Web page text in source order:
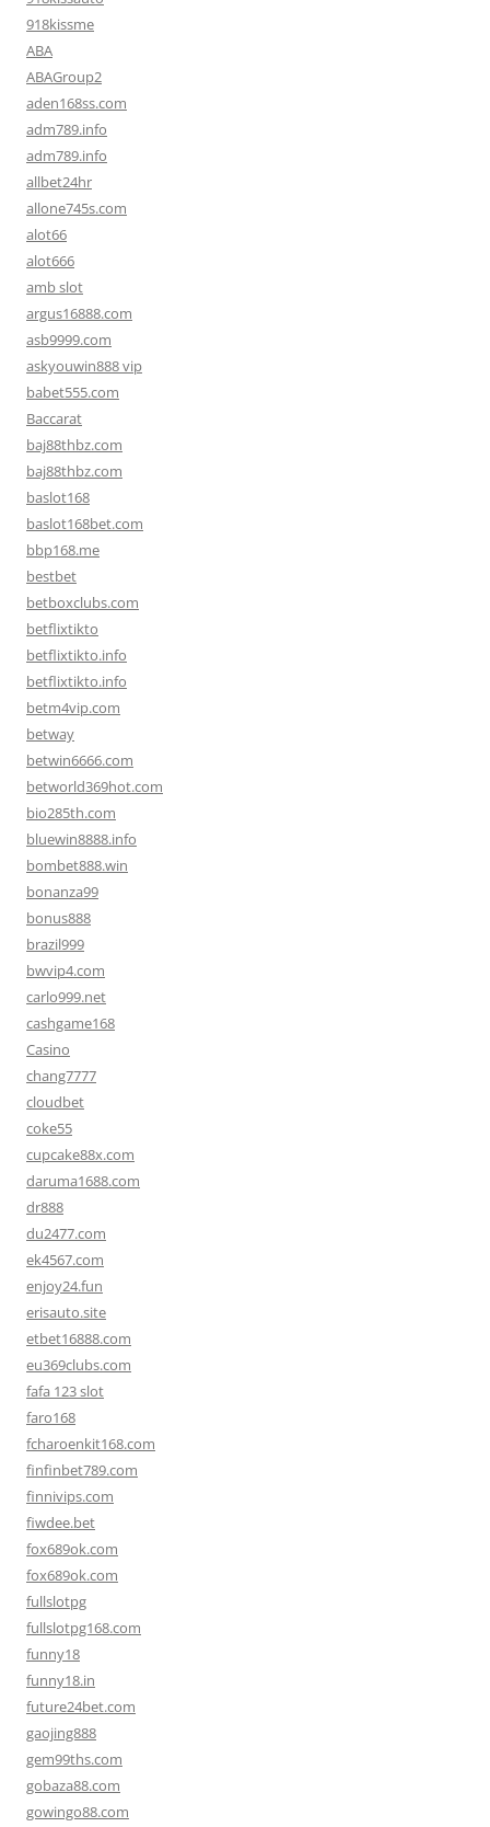
918kissme
ABA
ABAGroup2
aden168ss.com
adm789.info
adm789.info
allbet24hr
allone745s.com
alot66
alot666
amb slot
argus16888.com
asb9999.com
askyouwin888 vip
babet555.com
Baccarat
baj88thbz.com
baj88thbz.com
baslot168
baslot168bet.com
bbp168.me
bestbet
betboxclubs.com
betflixtikto
betflixtikto.info
betflixtikto.info
betm4vip.com
betway
betwin6666.com
betworld369hot.com
bio285th.com
bluewin8888.info
bombet888.win
bonanza99
bonus888
brazil999
bwvip4.com
carlo999.net
cashgame168
Casino
chang7777
cloudbet
coke55
cupcake88x.com
daruma1688.com
dr888
du2477.com
ek4567.com
enjoy24.fun
erisauto.site
etbet16888.com
eu369clubs.com
fafa 123 slot
faro168
fcharoenkit168.com
finfinbet789.com
finnivips.com
fiwdee.bet
fox689ok.com
fox689ok.com
fullslotpg
fullslotpg168.com
funny18
funny18.in
future24bet.com
gaojing888
gem99ths.com
gobaza88.com
gowingo88.com